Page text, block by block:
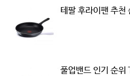
테팔 후라이팬 추
풀업밴드 인기 순